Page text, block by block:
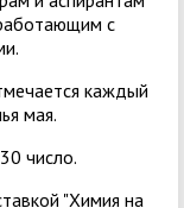
с
каждый
мая.
число.
"Химия на